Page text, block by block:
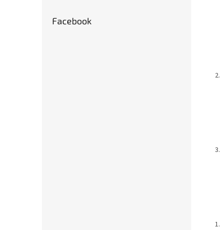
Facebook